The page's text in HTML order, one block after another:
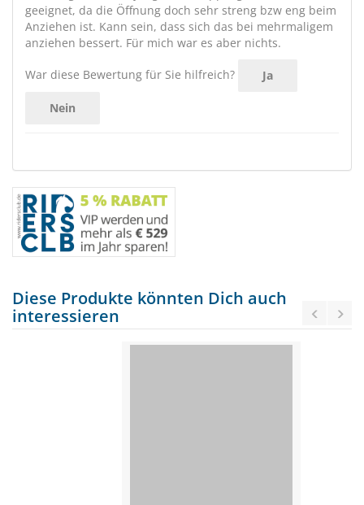
geeignet, da die Öffnung doch sehr streng bzw eng beim
Anziehen ist. Kann sein, dass sich das bei mehrmaligem
anziehen bessert. Für mich war es aber nichts.
War diese Bewertung für Sie hilfreich? Ja
Nein
Diese Produkte könnten Dich auch
interessieren